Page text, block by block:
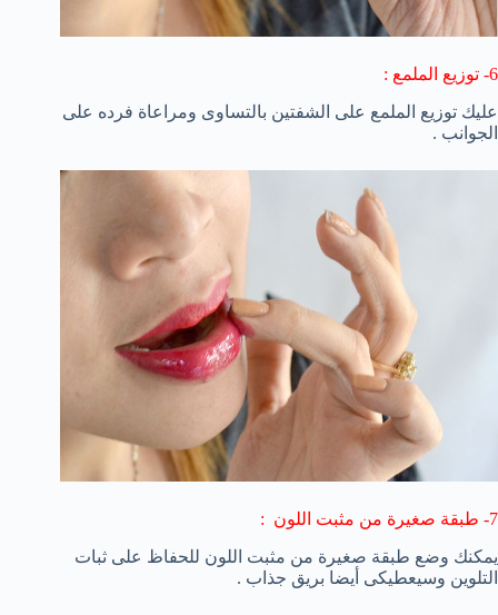
6- توزيع الملمع :
عليك توزيع الملمع على الشفتين بالتساوى ومراعاة فرده على
الجوانب .
7- طبقة صغيرة من مثبت اللون :
يمكنك وضع طبقة صغيرة من مثبت اللون للحفاظ على ثبات
التلوين وسيعطيكى أيضا بريق جذاب .